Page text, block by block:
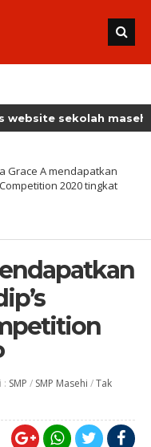
sekolah masehi kudus
Grace A mendapatkan
2020 tingkat
: SMP / SMP Masehi /Tak